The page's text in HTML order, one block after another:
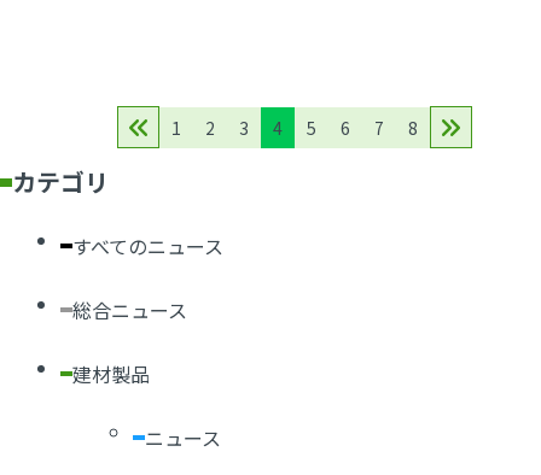
1 2 3 4 5 6 7 8
カテゴリ
すべてのニュース
総合ニュース
建材製品
ニュース